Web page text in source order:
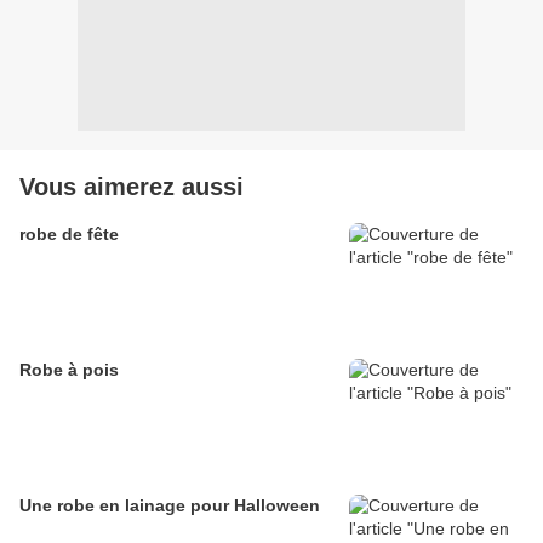
Vous aimerez aussi
robe de fête
Robe à pois
Une robe en lainage pour Halloween